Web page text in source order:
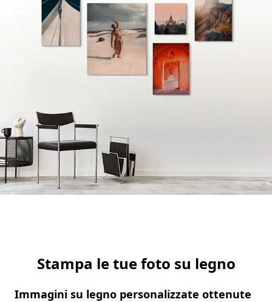
Stampa le tue foto su legno
Immagini su legno personalizzate ottenute